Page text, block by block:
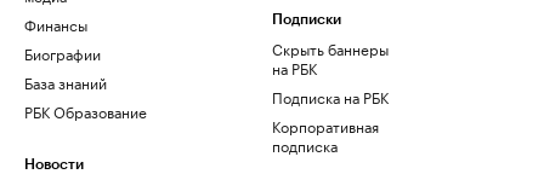
Финансы
Биографии
База знаний
РБК Образование
Новости
Подписки
Скрыть баннеры
на РБК
Подписка на РБК
Корпоративная
подписка